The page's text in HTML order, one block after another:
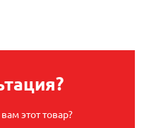
этот товар?